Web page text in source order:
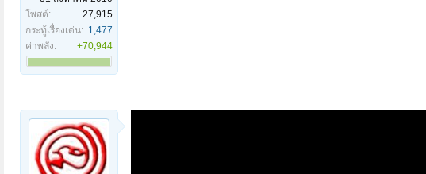
โพสต์:
27,915
กระทู้เรื่องเด่น: 1,477
ค่าพลัง:
+70,944